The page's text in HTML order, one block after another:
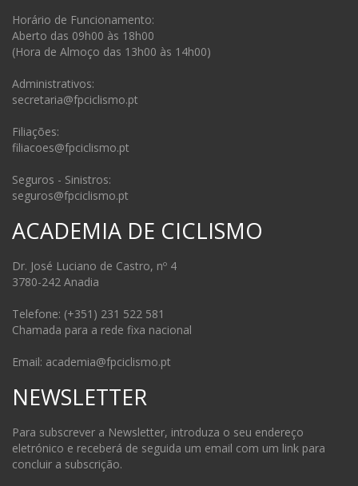
Horário de Funcionamento:
Aberto das 09h00 às 18h00
(Hora de Almoço das 13h00 às 14h00)
Administrativos:
secretaria@fpciclismo.pt
Filiações:
filiacoes@fpciclismo.pt
Seguros - Sinistros:
seguros@fpciclismo.pt
ACADEMIA DE CICLISMO
Dr. José Luciano de Castro, nº 4
3780-242 Anadia
Telefone: (+351) 231 522 581
Chamada para a rede fixa nacional
Email: academia@fpciclismo.pt
NEWSLETTER
Para subscrever a Newsletter, introduza o seu endereço
eletrónico e receberá de seguida um email com um link para
concluir a subscrição.